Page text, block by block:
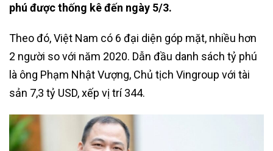
phú được thống kê đến ngày 5/3.
Theo đó, Việt Nam có 6 đại diện góp mặt, nhiều hơn
2 người so với năm 2020. Dẫn đầu danh sách tỷ phú
là ông Phạm Nhật Vượng, Chủ tịch Vingroup với tài
sản 7,3 tỷ USD, xếp vị trí 344.